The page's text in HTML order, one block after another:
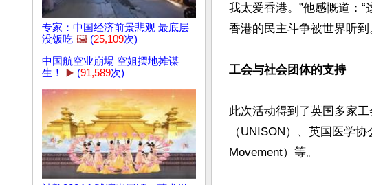
专家：中国经济前景悲观 最底层
没饭吃 🖼️ (25,109次)
中国航空业崩塌 空姐摆地摊谋
生！
▶️ (91,589次)
我太爱香港。”他感慨道：
香港的民主斗争被世界听到
工会与社会团体的支持
此次活动得到了英国多家
（UNISON）、英国医学
Movement）等。